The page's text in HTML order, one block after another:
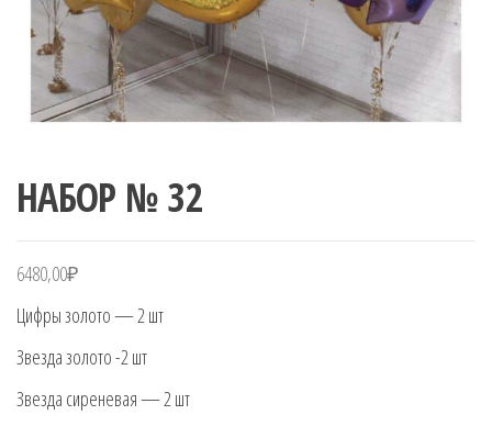
НАБОР № 32
6480,00₽
Цифры золото — 2 шт
Звезда золото -2 шт
Звезда сиреневая — 2 шт